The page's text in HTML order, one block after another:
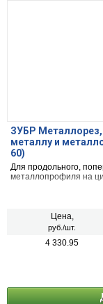
ЗУБР Металлорез,
металлу и
60)
Для продольного,
металлопрофиля на
Цена,
руб./шт.
4 330.95